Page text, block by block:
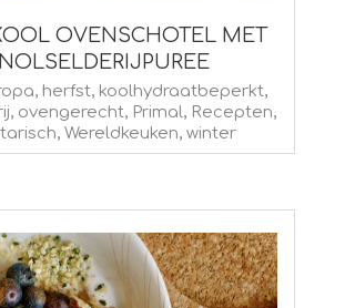
OVENSCHOTEL MET
, herfst, koolhydraatbeperkt,
, ovengerecht, Primal, Recepten,
, Wereldkeuken, winter